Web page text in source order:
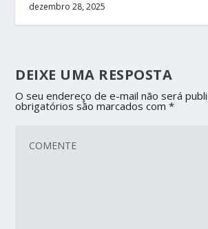
dezembro 28, 2025
DEIXE UMA RESPOSTA
O seu endereço de e-mail não será
obrigatórios são marcados com*